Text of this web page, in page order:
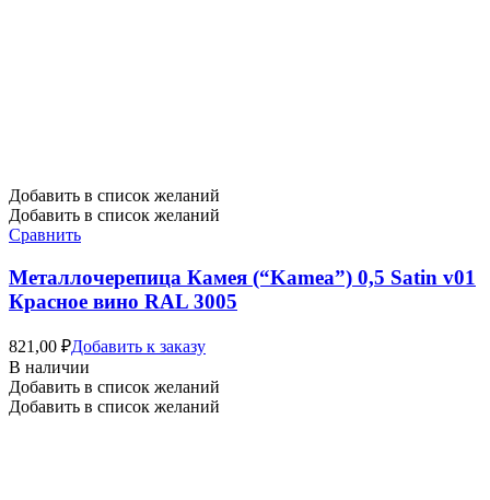
Добавить в список желаний
Добавить в список желаний
Сравнить
Металлочерепица Камея (“Kamea”) 0,5 Satin v01
Красное вино RAL 3005
821,00 ₽Добавить к заказу
В наличии
Добавить в список желаний
Добавить в список желаний